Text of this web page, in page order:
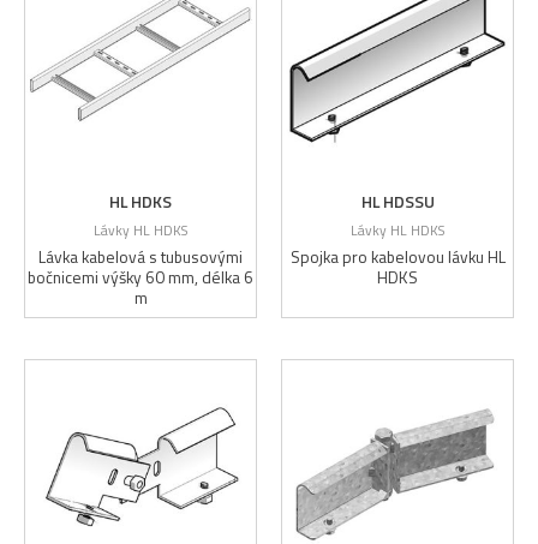
HL HDKS
Lávky HL HDKS
Lávka kabelová s tubusovými
bočnicemi výšky 60 mm, délka 6
m
HL HDSSU
Lávky HL HDKS
Spojka pro kabelovou lávku HL
HDKS